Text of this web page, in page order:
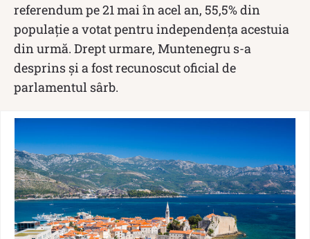
referendum pe 21 mai în acel an, 55,5% din
populație a votat pentru independența acestuia
din urmă. Drept urmare, Muntenegru s-a
desprins și a fost recunoscut oficial de
parlamentul sârb.